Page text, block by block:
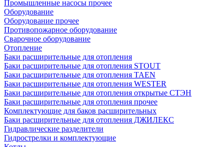
Промышленные насосы прочее
Оборудование
Оборудование прочее
Противопожарное оборудование
Сварочное оборудование
Отопление
Баки расширительные для отопления
Баки расширительные для отопления STOUT
Баки расширительные для отопления TAEN
Баки расширительные для отопления WESTER
Баки расширительные для отопления открытые СТЭН
Баки расширительные для отопления прочее
Комплектующие для баков расширительных
Баки расширительные для отопления ДЖИЛЕКС
Гидравлические разделители
Гидрострелки и комплектующие